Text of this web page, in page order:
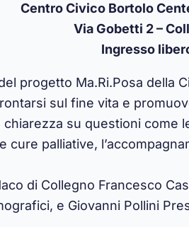
Centro Civico Bortolo
Via Gobetti 2 –
Ingresso
progetto Ma.Ri.Posa della
sul fine vita e
su questioni come
cure palliative,
di Collegno Francesco
e Giovanni Pollini